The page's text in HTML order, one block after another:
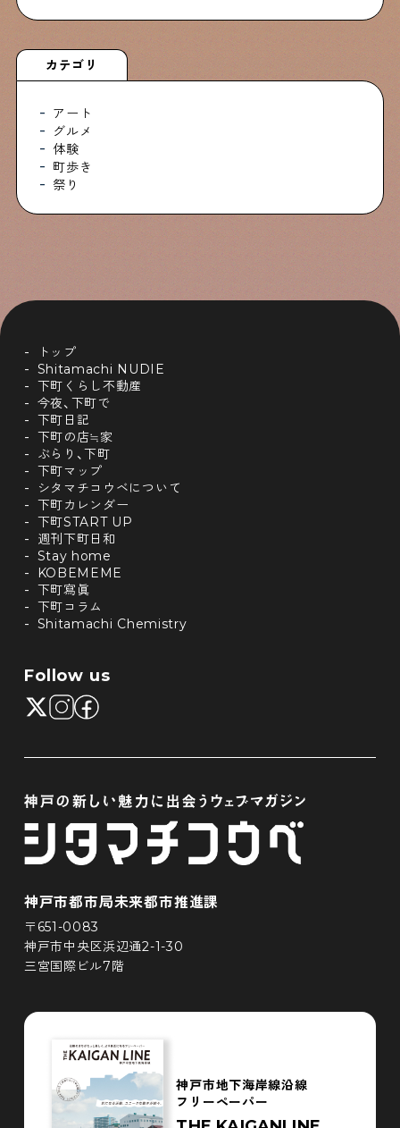
カテゴリ
アート
グルメ
体験
町歩き
祭り
トップ
Shitamachi NUDIE
下町くらし不動産
今夜、下町で
下町日記
下町の店≒家
ぶらり、下町
下町マップ
シタマチコウベについて
下町カレンダー
下町START UP
週刊下町日和
Stay home
KOBEMEME
下町寫眞
下町コラム
Shitamachi Chemistry
Follow us
神戸市都市局未来都市推進課
〒651-0083
神戸市中央区浜辺通2-1-30
三宮国際ビル7階
神戸市地下海岸線沿線
フリーペーパー